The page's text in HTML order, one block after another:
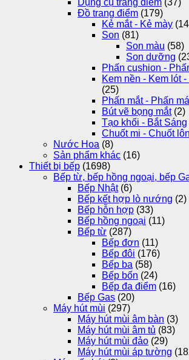
Đồ trang điểm (179)
Kẻ mắt - Kẻ mày
Son (81)
Son màu (58)
Son dưỡng
Phấn cushion -
Kem nền - Kem lót
(25)
Phấn mắt - Phấn má
Bút vẽ bọng mắt (2)
Tạo khối - Bắt Sáng
Chuốt mi - Chuốt
Nước Hoa (8)
Sản phẩm khác (16)
Thiết bị bếp (1698)
Bếp từ, bếp hồng ngoại, bếp
Bếp Nhật (6)
Bếp kết hợp lò nướng (2)
Bếp hỗn hợp (33)
Bếp hồng ngoại (11)
Bếp từ (287)
Bếp đơn (11)
Bếp đôi (176)
Bếp ba (58)
Bếp bốn (24)
Bếp đa điểm (16)
Bếp Gas (20)
Máy hút mùi (297)
Máy hút mùi âm bàn (3)
Máy hút mùi âm tủ (83)
Máy hút mùi đảo (29)
Máy hút mùi áp tường